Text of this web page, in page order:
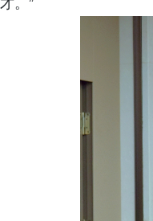
才。”